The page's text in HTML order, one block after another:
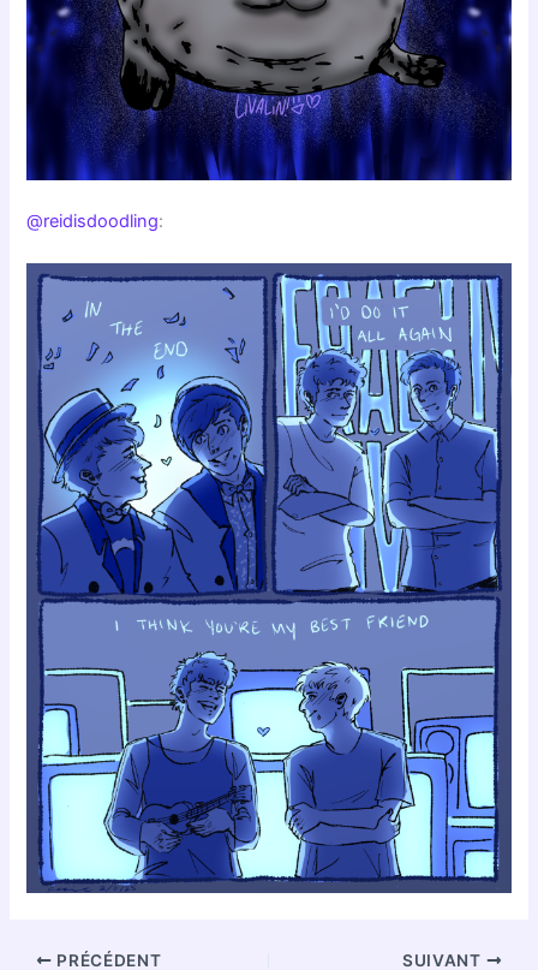
@reidisdoodling:
PRÉCÉDENT SUIVANT